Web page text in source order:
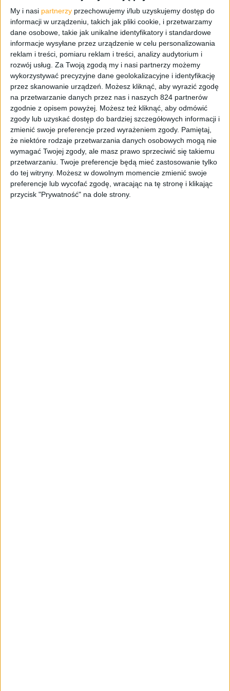
My i nasi partnerzy przechowujemy i/lub uzyskujemy dostęp do
informacji w urządzeniu, takich jak pliki cookie, i przetwarzamy
dane osobowe, takie jak unikalne identyfikatory i standardowe
informacje wysyłane przez urządzenie w celu personalizowania
reklam i treści, pomiaru reklam i treści, analizy audytorium i
rozwój usług. Za Twoją zgodą my i nasi partnerzy możemy
wykorzystywać precyzyjne dane geolokalizacyjne i identyfikację
przez skanowanie urządzeń. Możesz kliknąć, aby wyrazić zgodę
na przetwarzanie danych przez nas i naszych 824 partnerów
zgodnie z opisem powyżej. Możesz też kliknąć, aby odmówić
zgody lub uzyskać dostęp do bardziej szczegółowych informacji i
zmienić swoje preferencje przed wyrażeniem zgody. Pamiętaj,
że niektóre rodzaje przetwarzania danych osobowych mogą nie
wymagać Twojej zgody, ale masz prawo sprzeciwić się takiemu
przetwarzaniu. Twoje preferencje będą mieć zastosowanie tylko
do tej witryny. Możesz w dowolnym momencie zmienić swoje
preferencje lub wycofać zgodę, wracając na tę stronę i klikając
przycisk "Prywatność" na dole strony.
Samsunga naocznie porównując postęp, którego dokonał
koreański producent w rok.
Kolejnym i na razie ostatnim telefonem, który u mnie
zagościł jest Galaxy S III. Wyczekiwany jak Święta Bożego
Narodzenia przez dziecko, 08.06.2012 wpadł w moje ręce
i dziś służy mnie jako pierwsze urządzenie. „Miłość” ta
zaowocowała reaktywacjąkanału w serwisie YouTube
prowadzenia go od prawie 3 miesięcy, aż do dzisiaj.
Wszystkie materiały opublikowane tam są mojego
autorstwa i mają na celu pomóc obecnym oraz przyszłym
użytkownikom Galaktycznego Samsunga.
Pojawił się tam również Nexus 7, który również staram
się przybliżać. Staram się, żeby materiały były przede